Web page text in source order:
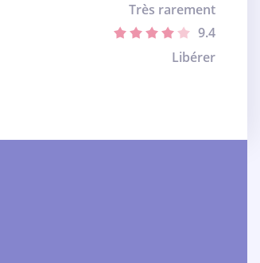
Très rarement
9.4
Libérer